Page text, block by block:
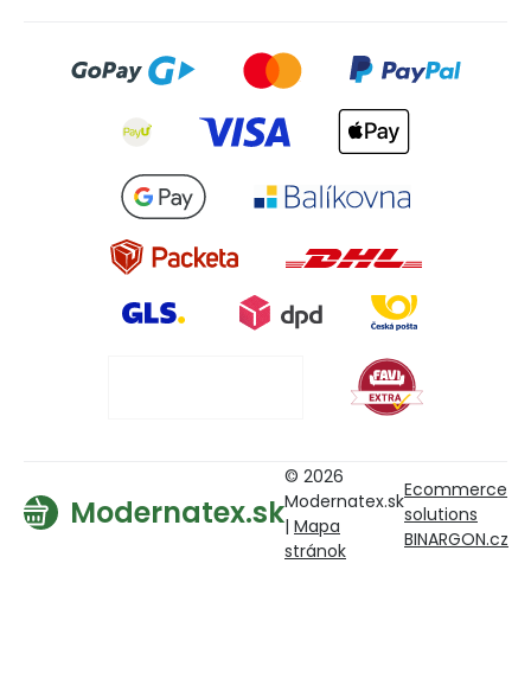
Modernatex.sk
© 2026
Modernatex.sk
| Mapa
stránok
Ecommerce
solutions
BINARGON.cz